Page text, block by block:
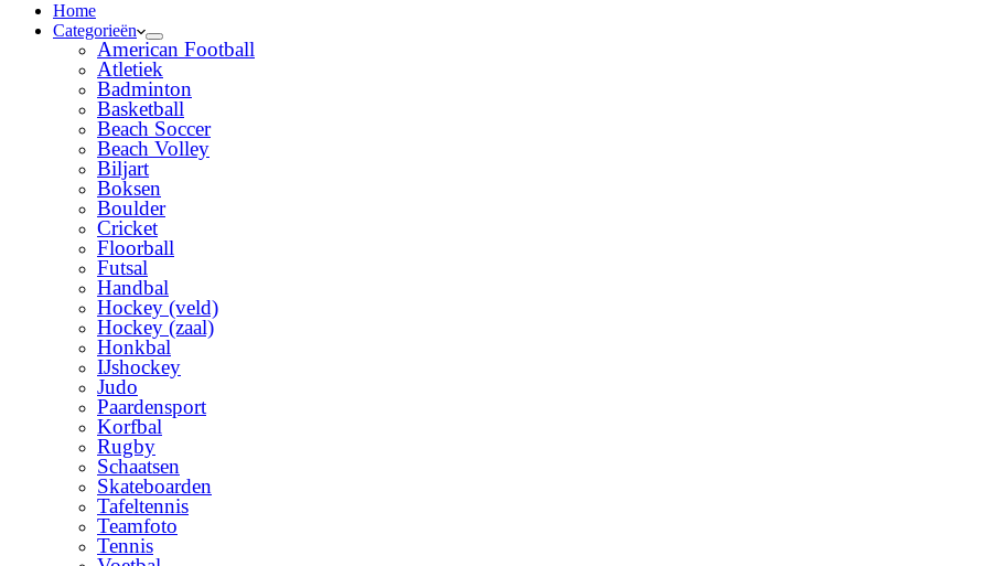
Home
Categorieën
American Football
Atletiek
Badminton
Basketball
Beach Soccer
Beach Volley
Biljart
Boksen
Boulder
Cricket
Floorball
Futsal
Handbal
Hockey (veld)
Hockey (zaal)
Honkbal
IJshockey
Judo
Paardensport
Korfbal
Rugby
Schaatsen
Skateboarden
Tafeltennis
Teamfoto
Tennis